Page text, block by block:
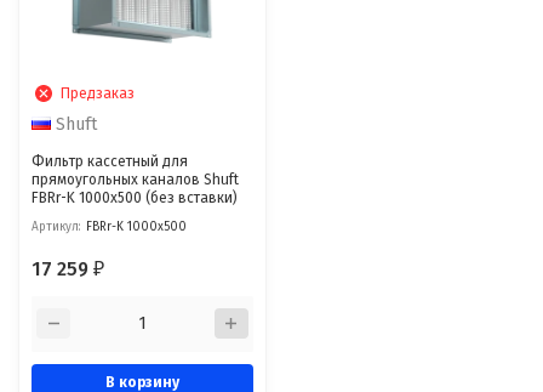
Предзаказ
Shuft
Фильтр кассетный для
прямоугольных каналов Shuft
FBRr-K 1000x500 (без вставки)
Артикул: FBRr-K 1000x500
17 259₽
В корзину